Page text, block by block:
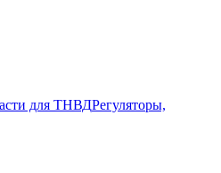
для ТНВДРегуляторы,